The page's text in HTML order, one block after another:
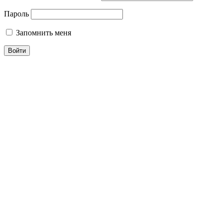
Пароль
Запомнить меня